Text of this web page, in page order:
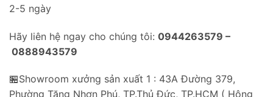
2-5 ngày
Hãy liên hệ ngay cho chúng tôi: 0944263579 –
0888943579
🏪Showroom xưởng sản xuất 1 : 43A Đường 379,
Phường Tăng Nhơn Phú, TP.Thủ Đức, TP.HCM ( Hông